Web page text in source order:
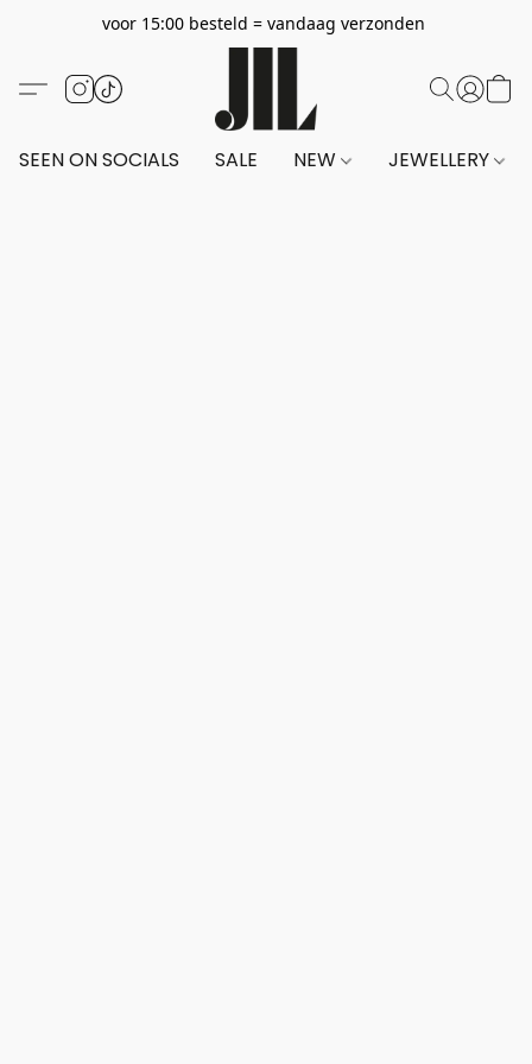
voor 15:00 besteld = vandaag verzonden
SEEN ON SOCIALS SALE NEW JEWELLERY